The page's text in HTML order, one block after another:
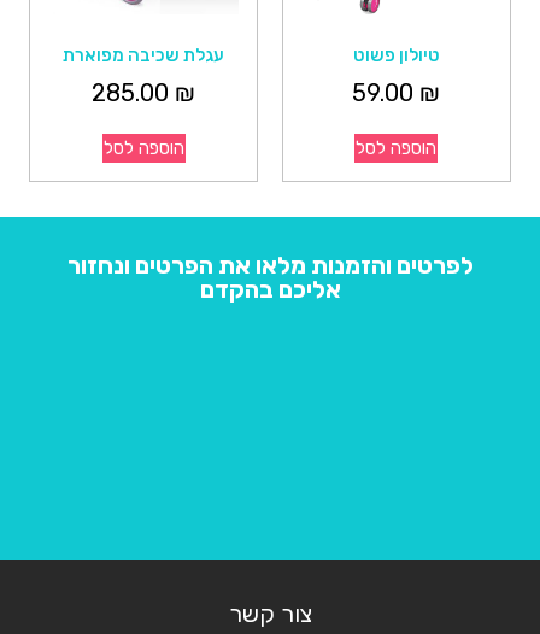
טיולון פשוט
59.00 ₪
הוספה לסל
עגלת שכיבה מפוארת
285.00 ₪
הוספה לסל
לפרטים והזמנות מלאו את הפרטים ונחזור
אליכם בהקדם
צור קשר